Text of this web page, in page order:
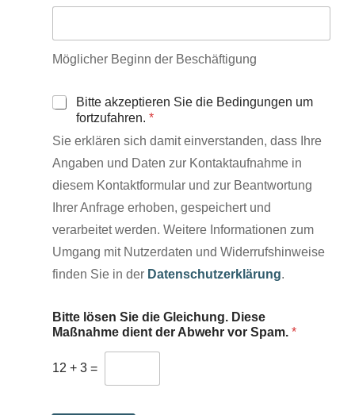
Möglicher Beginn der Beschäftigung
Bitte akzeptieren Sie die Bedingungen um
fortzufahren. *
Sie erklären sich damit einverstanden, dass Ihre
Angaben und Daten zur Kontaktaufnahme in
diesem Kontaktformular und zur Beantwortung
Ihrer Anfrage erhoben, gespeichert und
verarbeitet werden. Weitere Informationen zum
Umgang mit Nutzerdaten und Widerrufshinweise
finden Sie in der Datenschutzerklärung.
Bitte lösen Sie die Gleichung. Diese
Maßnahme dient der Abwehr vor Spam. *
12 + 3 =